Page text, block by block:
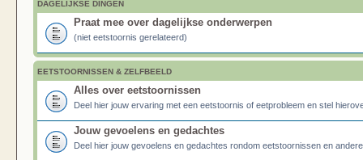
DAGELIJKSE DINGEN
Praat mee over dagelijkse onderwerpen
(niet eetstoornis gerelateerd)
EETSTOORNISSEN & ZELFBEELD
Alles over eetstoornissen
Deel hier jouw ervaring met een eetstoornis of eetprobleem en stel
Jouw gevoelens en gedachtes
Deel hier jouw gevoelens en gedachtes rondom eetstoornissen en